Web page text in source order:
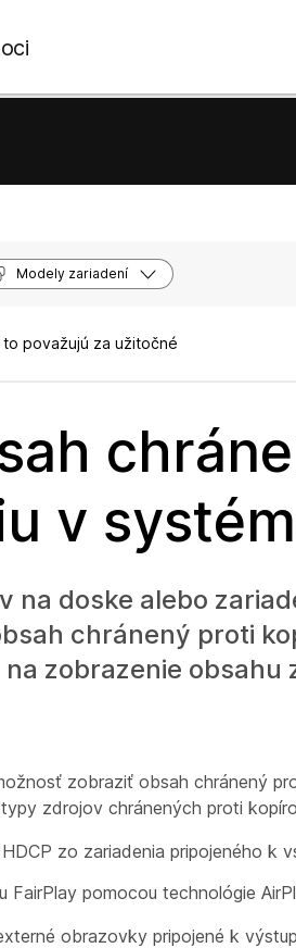
Modely zariadení
považujú za užitočné
v
na doske alebo
chránený proti
zobrazenie
zobraziť obsah chránený
zdrojov chránených proti
zo zariadenia pripojeného k
FairPlay pomocou technológie
obrazovky pripojené k